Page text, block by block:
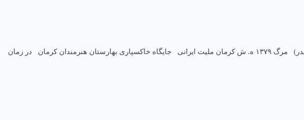
نام اصلی سید محمود توحیدی زمینهٔ کاری غزل‌سرا، چامه گو زادروز ۱۳۲۲ ه. ش کرمان پدر و مادر مجدالسادات (پدر) مرگ ۱۳۷۹ ه. ش کرمان ملیت ایرانی جایگاه خاکسپاری بهارستان هنرمندان کرمان در زمان